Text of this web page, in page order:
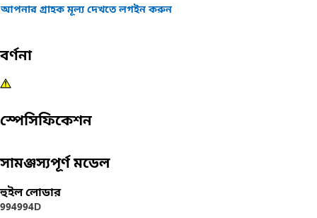
আপনার গ্রাহক মূল্য দেখতে লগইন করুন
বর্ণনা
স্পেসিফিকেশন
সামঞ্জস্যপূর্ণ মডেল
হুইল লোডার
994994D